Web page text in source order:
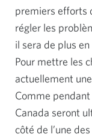
premiers efforts
régler les
il sera de plus
Pour mettre les
actuellement
Comme
Canada seront
côté de l’une